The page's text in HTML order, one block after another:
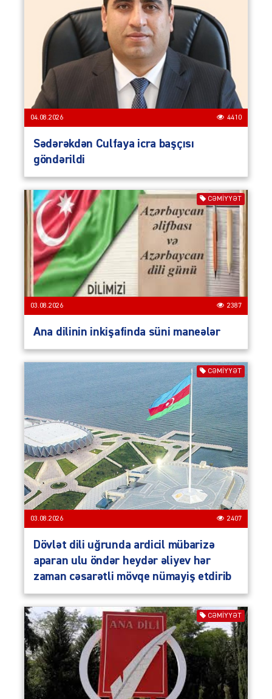
04.08.2026 4410
Sədərəkdən Culfaya icra başçısı
göndərildi
CƏMIYYƏT
03.08.2026 2387
Ana dilinin inkişafinda süni maneələr
CƏMIYYƏT
03.08.2026 2407
Dövlət dili uğrunda ardicil mübarizə
aparan ulu öndər heydər əliyev hər
zaman cəsarətli mövqe nümayiş etdirib
CƏMIYYƏT